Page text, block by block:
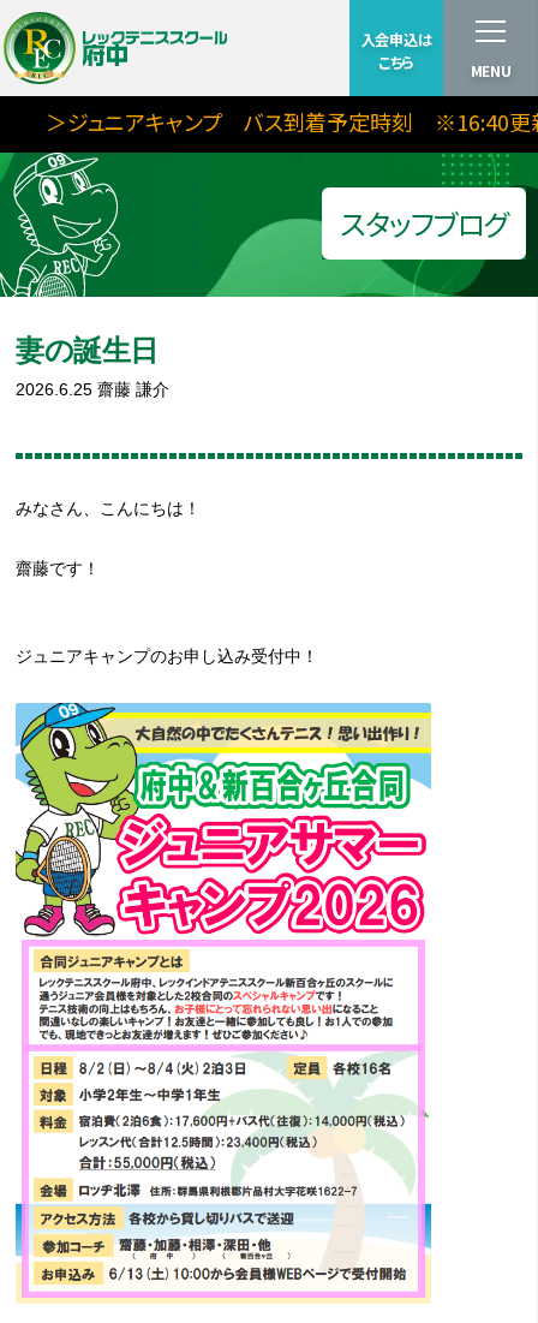
入会申込は
こちら
MENU
＞ジュニアキャンプ バス到着予定時刻 ※16:40更新
スタッフブログ
妻の誕生日
2026.6.25 齋藤 謙介
みなさん、こんにちは！
齋藤です！
ジュニアキャンプのお申し込み受付中！